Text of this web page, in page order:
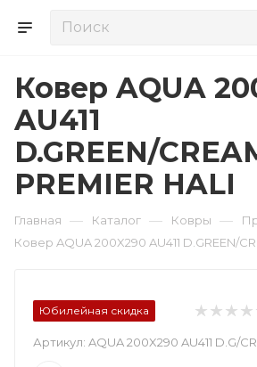
Ковер AQUA
AU411
D.GREEN/
PREMIER HALI
Главная — Каталог — Ковры —
Ковер AQUA 200X290 AU411 D.GREEN/
Юбилейная скидка
Артикул: AQUA 200X290 AU411 D.G/CR